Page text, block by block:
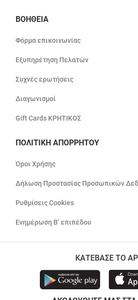
ΒΟΗΘΕΙΑ
Φόρμα επικοινωνίας
Εξυπηρέτηση Πελατών
Συχνές ερωτήσεις
Διαγωνισμοί
Gift Cards ΚΡΗΤΙΚΟΣ
ΠΟΛΙΤΙΚΗ ΑΠΟΡΡΗΤΟΥ
Όροι Χρήσης
Δήλωση Προστασίας Προσωπικών
Ρυθμίσεις Cookies
Ενημέρωση Β’ επιπέδου
ΚΑΤΕΒΑΣΕ ΤΟ